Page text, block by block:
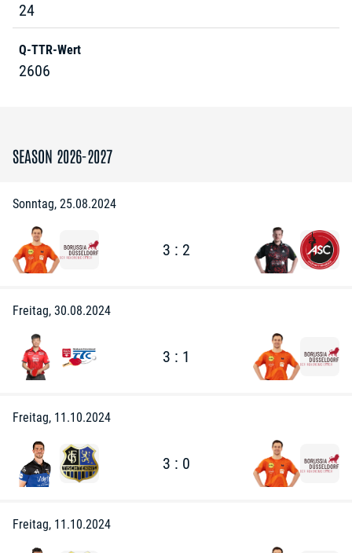
24
Q-TTR-Wert
2606
SEASON 2026-2027
Sonntag, 25.08.2024
3 : 2
Freitag, 30.08.2024
3 : 1
Freitag, 11.10.2024
3 : 0
Freitag, 11.10.2024